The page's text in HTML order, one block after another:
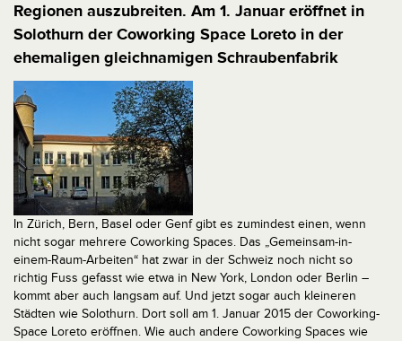
Regionen auszubreiten. Am 1. Januar eröffnet in
Solothurn der Coworking Space Loreto in der
ehemaligen gleichnamigen Schraubenfabrik
In Zürich, Bern, Basel oder Genf gibt es zumindest einen, wenn
nicht sogar mehrere Coworking Spaces. Das „Gemeinsam-in-
einem-Raum-Arbeiten“ hat zwar in der Schweiz noch nicht so
richtig Fuss gefasst wie etwa in New York, London oder Berlin –
kommt aber auch langsam auf. Und jetzt sogar auch kleineren
Städten wie Solothurn. Dort soll am 1. Januar 2015 der Coworking-
Space Loreto eröffnen. Wie auch andere Coworking Spaces wie